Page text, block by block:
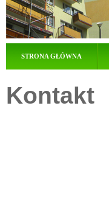
STRONA GŁÓWNA
Kontakt